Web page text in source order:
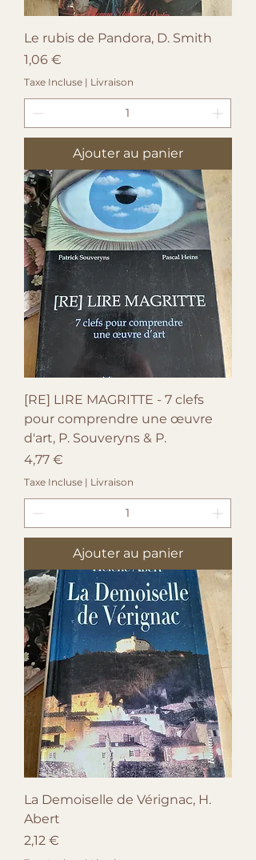
Le rubis de Pandora, D. Smith
Prix
1,06 €
Taxe Incluse | Livraison
Ajouter au panier
[RE] LIRE MAGRITTE - 7 clefs
pour comprendre une œuvre
d'art, P. Souveryns & P.
Prix
4,77 €
Taxe Incluse | Livraison
Ajouter au panier
La Demoiselle de Vérignac, H.
Abert
Prix
2,12 €